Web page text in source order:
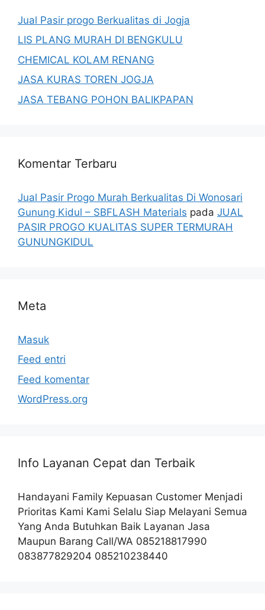
Jual Pasir progo Berkualitas di Jogja
LIS PLANG MURAH DI BENGKULU
CHEMICAL KOLAM RENANG
JASA KURAS TOREN JOGJA
JASA TEBANG POHON BALIKPAPAN
Komentar Terbaru
Jual Pasir Progo Murah Berkualitas Di Wonosari
Gunung Kidul – SBFLASH Materials pada JUAL
PASIR PROGO KUALITAS SUPER TERMURAH
GUNUNGKIDUL
Meta
Masuk
Feed entri
Feed komentar
WordPress.org
Info Layanan Cepat dan Terbaik
Handayani Family Kepuasan Customer Menjadi
Prioritas Kami Kami Selalu Siap Melayani Semua
Yang Anda Butuhkan Baik Layanan Jasa
Maupun Barang Call/WA 085218817990
083877829204 085210238440